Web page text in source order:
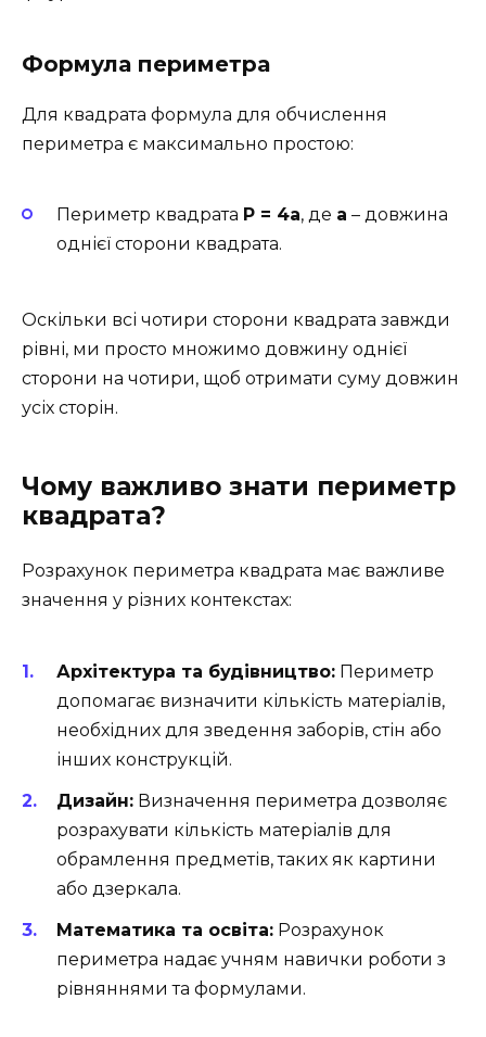
Формула периметра
Для квадрата формула для обчислення
периметра є максимально простою:
Периметр квадрата P = 4a, де a – довжина
однієї сторони квадрата.
Оскільки всі чотири сторони квадрата завжди
рівні, ми просто множимо довжину однієї
сторони на чотири, щоб отримати суму довжин
усіх сторін.
Чому важливо знати периметр
квадрата?
Розрахунок периметра квадрата має важливе
значення у різних контекстах:
Архітектура та будівництво: Периметр
допомагає визначити кількість матеріалів,
необхідних для зведення заборів, стін або
інших конструкцій.
Дизайн: Визначення периметра дозволяє
розрахувати кількість матеріалів для
обрамлення предметів, таких як картини
або дзеркала.
Математика та освіта: Розрахунок
периметра надає учням навички роботи з
рівняннями та формулами.